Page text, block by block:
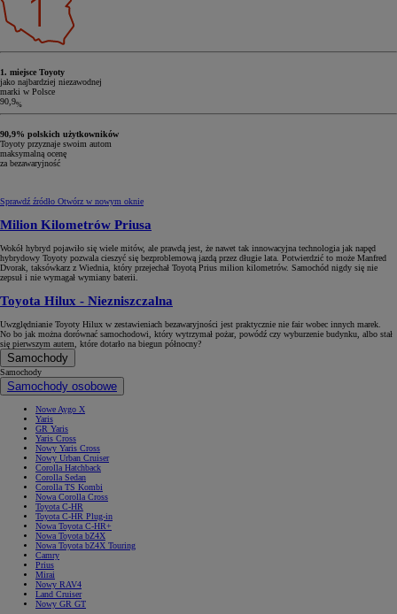
1. miejsce Toyoty
jako najbardziej niezawodnej
marki w Polsce
90,9%
90,9% polskich użytkowników
Toyoty przyznaje swoim autom
maksymalną ocenę
za bezawaryjność
Sprawdź źródło Otwórz w nowym oknie
Milion Kilometrów Priusa
Wokół hybryd pojawiło się wiele mitów, ale prawdą jest, że nawet tak innowacyjna technologia jak napęd
hybrydowy Toyoty pozwala cieszyć się bezproblemową jazdą przez długie lata. Potwierdzić to może Manfred
Dvorak, taksówkarz z Wiednia, który przejechał Toyotą Prius milion kilometrów. Samochód nigdy się nie
zepsuł i nie wymagał wymiany baterii.
Toyota Hilux ‑ Niezniszczalna
Uwzględnianie Toyoty Hilux w zestawieniach bezawaryjności jest praktycznie nie fair wobec innych marek.
No bo jak można dorównać samochodowi, który wytrzymał pożar, powódź czy wyburzenie budynku, albo stał
się pierwszym autem, które dotarło na biegun północny?
Samochody
Samochody
Samochody osobowe
Nowe Aygo X
Yaris
GR Yaris
Yaris Cross
Nowy Yaris Cross
Nowy Urban Cruiser
Corolla Hatchback
Corolla Sedan
Corolla TS Kombi
Nowa Corolla Cross
Toyota C-HR
Toyota C-HR Plug-in
Nowa Toyota C-HR+
Nowa Toyota bZ4X
Nowa Toyota bZ4X Touring
Camry
Prius
Mirai
Nowy RAV4
Land Cruiser
Nowy GR GT